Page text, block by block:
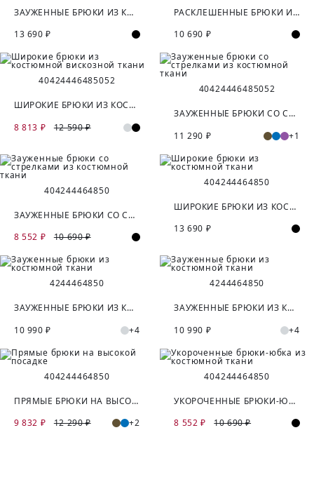
ЗАУЖЕННЫЕ БРЮКИ ИЗ КОСТЮМНОЙ ТКАНИ
13 690 ₽
РАСКЛЕШЕННЫЕ БРЮКИ ИЗ МЯГКОЙ КОСТЮМНОЙ ТКАНИ
10 690 ₽
40424446485052
ШИРОКИЕ БРЮКИ ИЗ КОСТЮМНОЙ ВИСКОЗНОЙ ТКАНИ
8 813 ₽
12 590 ₽
40424446485052
ЗАУЖЕННЫЕ БРЮКИ СО СТРЕЛКАМИ ИЗ КОСТЮМНОЙ ТКАНИ
11 290 ₽
+1
404244464850
ЗАУЖЕННЫЕ БРЮКИ СО СТРЕЛКАМИ ИЗ КОСТЮМНОЙ ТКАНИ
8 552 ₽
10 690 ₽
404244464850
ШИРОКИЕ БРЮКИ ИЗ КОСТЮМНОЙ ТКАНИ
13 690 ₽
4244464850
ЗАУЖЕННЫЕ БРЮКИ ИЗ КОСТЮМНОЙ ТКАНИ
10 990 ₽
+4
4244464850
ЗАУЖЕННЫЕ БРЮКИ ИЗ КОСТЮМНОЙ ТКАНИ
10 990 ₽
+4
404244464850
ПРЯМЫЕ БРЮКИ НА ВЫСОКОЙ ПОСАДКЕ
9 832 ₽
12 290 ₽ +2
404244464850
УКОРОЧЕННЫЕ БРЮКИ-ЮБКА ИЗ КОСТЮМНОЙ ТКАНИ
8 552 ₽
10 690 ₽